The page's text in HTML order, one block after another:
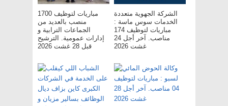
مباريات لتوظيف 1700
منصب بالعديد من
الجماعات الترابية و
إدارات عمومية. الترشيح
قبل 28 غشت 2026
الشركة الجهوية متعددة
الخدمات سوس ماسة :
مباريات لتوظيف 174
مناصب. آخر أجل 24
غشت 2026